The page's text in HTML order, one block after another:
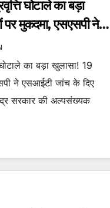
घोटाले का बड़ा
पर मुकदमा, एसएसपी ने
घोटाले का बड़ा खुलासा! 19
ने एसआईटी जांच के दिए
केंद्र सरकार की अल्पसंख्यक